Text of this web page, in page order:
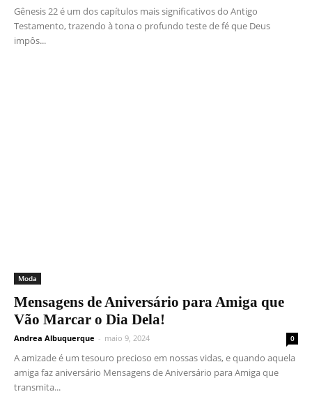
Gênesis 22 é um dos capítulos mais significativos do Antigo
Testamento, trazendo à tona o profundo teste de fé que Deus
impôs...
Moda
Mensagens de Aniversário para Amiga que
Vão Marcar o Dia Dela!
Andrea Albuquerque - maio 9, 2024 0
A amizade é um tesouro precioso em nossas vidas, e quando aquela
amiga faz aniversário Mensagens de Aniversário para Amiga que
transmita...